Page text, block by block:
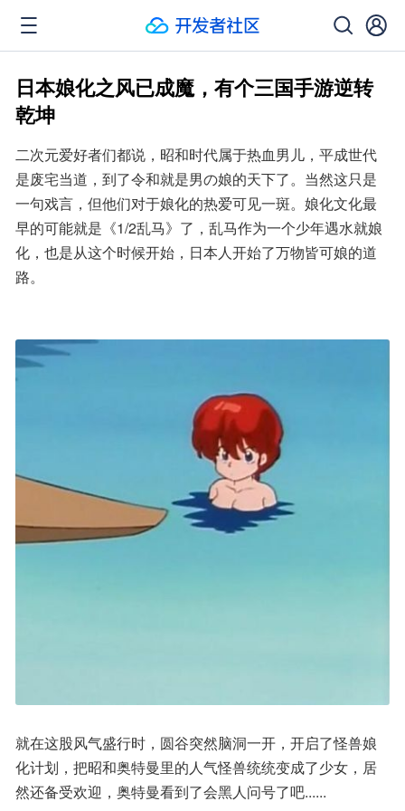
日本娘化之风已成魔，有个三国手游逆转
乾坤
二次元爱好者们都说，昭和时代属于热血男儿，平成世代
是废宅当道，到了令和就是男の娘的天下了。当然这只是
一句戏言，但他们对于娘化的热爱可见一斑。娘化文化最
早的可能就是《1/2乱马》了，乱马作为一个少年遇水就娘
化，也是从这个时候开始，日本人开始了万物皆可娘的道
路。
就在这股风气盛行时，圆谷突然脑洞一开，开启了怪兽娘
化计划，把昭和奥特曼里的人气怪兽统统变成了少女，居
然还备受欢迎，奥特曼看到了会黑人问号了吧......